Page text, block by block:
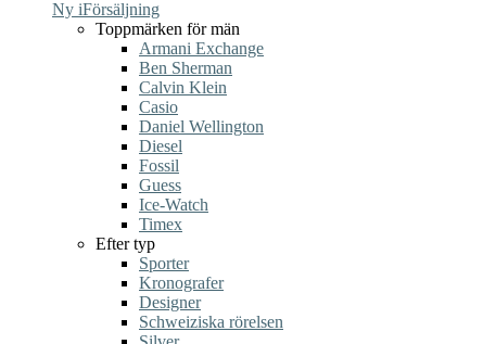
Ny iFörsäljning
Toppmärken för män
Armani Exchange
Ben Sherman
Calvin Klein
Casio
Daniel Wellington
Diesel
Fossil
Guess
Ice-Watch
Timex
Efter typ
Sporter
Kronografer
Designer
Schweiziska rörelsen